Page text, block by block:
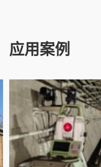
应用案例